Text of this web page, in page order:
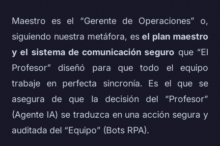
Maestro es el “Gerente de Operaciones” o,
siguiendo nuestra metáfora, esel plan maestro
y el sistema de comunicación seguro que “El
Profesor” diseñó para que todo el equipo
trabaje en perfecta sincronía. Es el que se
asegura de que la decisión del “Profesor”
(Agente IA) se traduzca en una acción segura y
auditada del “Equipo” (Bots RPA).